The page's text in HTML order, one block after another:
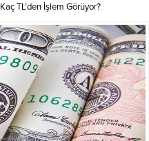
TL’den İşlem Görüyor?